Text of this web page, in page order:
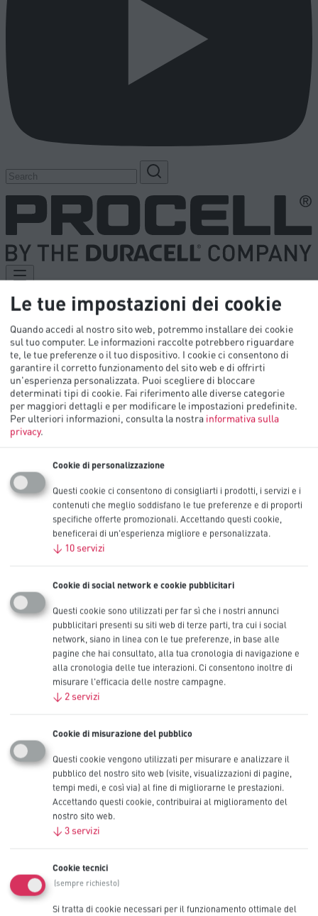
Industrie
Biblioteca tecnica
Innovazione
OEM
Contattaci
Batterie alcaline Procell
Intense 9V
Disponibili nei formati C, D, AA e AAA.
Altre dimensioni
,
AAA
Capacità nominale (mAh)
726 mAh
Confezioni disponibili
10
Risparmia fino al 20% passando alla coppia Procell - Procell
Constant per i dispositivi a basso consumo e Procell Intense per
quelli ad alto consumo (risparmio stimato rispetto alla concorrenza)
Le tue impostazioni dei cookie
Quando accedi al nostro sito web, potremmo installare dei cookie
sul tuo computer. Le informazioni raccolte potrebbero riguardare
te, le tue preferenze o il tuo dispositivo. I cookie ci consentono di
garantire il corretto funzionamento del sito web e di offrirti
un'esperienza personalizzata. Puoi scegliere di bloccare
determinati tipi di cookie. Fai riferimento alle diverse categorie
per maggiori dettagli e per modificare le impostazioni predefinite.
Per ulteriori informazioni, consulta la nostra informativa sulla
privacy.
Cookie di personalizzazione
Questi cookie ci consentono di consigliarti i prodotti, i servizi e i
contenuti che meglio soddisfano le tue preferenze e di proporti
specifiche offerte promozionali. Accettando questi cookie,
beneficerai di un'esperienza migliore e personalizzata.
↓ 10 servizi
Cookie di social network e cookie pubblicitari
Questi cookie sono utilizzati per far sì che i nostri annunci
pubblicitari presenti su siti web di terze parti, tra cui i social
network, siano in linea con le tue preferenze, in base alle
pagine che hai consultato, alla tua cronologia di navigazione e
alla cronologia delle tue interazioni. Ci consentono inoltre di
misurare l'efficacia delle nostre campagne.
↓ 2 servizi
Cookie di misurazione del pubblico
Questi cookie vengono utilizzati per misurare e analizzare il
pubblico del nostro sito web (visite, visualizzazioni di pagine,
tempi medi, e così via) al fine di migliorarne le prestazioni.
Accettando questi cookie, contribuirai al miglioramento del
nostro sito web.
↓ 3 servizi
Cookie tecnici
(sempre richiesto)
Si tratta di cookie necessari per il funzionamento ottimale del